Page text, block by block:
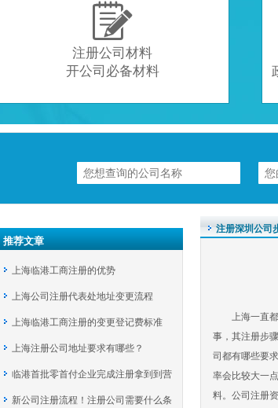

注册公司材料
开公司必备材料
推荐文章
上海临港工商注册的优势
上海公司注册代表处地址变更流程
上海临港工商注册的变更登记费标准
上海注册公司地址要求有哪些？
临港首批零首付企业完成注册拿到到营
业执照
新公司注册流程！注册公司需要什么条
注册深圳公司
上海一直
事，其注册步
司都有哪些要
率会比较大一
料。公司注册